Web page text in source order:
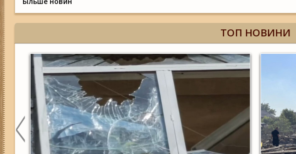
ТОП НОВИНИ